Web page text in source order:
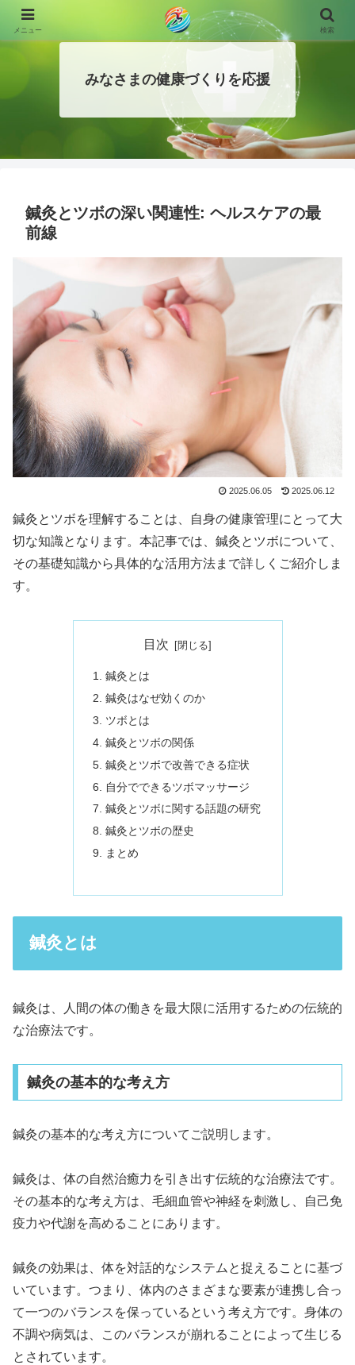
みなさまの健康づくりを応援
鍼灸とツボの深い関連性: ヘルスケアの最
前線
2025.06.05 2025.06.12
鍼灸とツボを理解することは、自身の健康管理にとって大
切な知識となります。本記事では、鍼灸とツボについて、
その基礎知識から具体的な活用方法まで詳しくご紹介しま
す。
目次
鍼灸とは
鍼灸はなぜ効くのか
ツボとは
鍼灸とツボの関係
鍼灸とツボで改善できる症状
自分でできるツボマッサージ
鍼灸とツボに関する話題の研究
鍼灸とツボの歴史
まとめ
鍼灸とは
鍼灸は、人間の体の働きを最大限に活用するための伝統的
な治療法です。
鍼灸の基本的な考え方
鍼灸の基本的な考え方についてご説明します。
鍼灸は、体の自然治癒力を引き出す伝統的な治療法です。
その基本的な考え方は、毛細血管や神経を刺激し、自己免
疫力や代謝を高めることにあります。
鍼灸の効果は、体を対話的なシステムと捉えることに基づ
いています。つまり、体内のさまざまな要素が連携し合っ
て一つのバランスを保っているという考え方です。身体の
不調や病気は、このバランスが崩れることによって生じる
とされています。
メニュー 検索